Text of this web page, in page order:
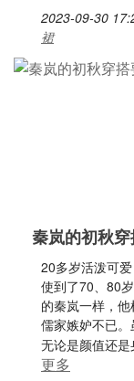
2023-09-30
裙
秦岚的初秋
20多岁活泼可
使到了70、80
的秦岚一样，
儒家嫉妒不已。
无论是颜值还
更多